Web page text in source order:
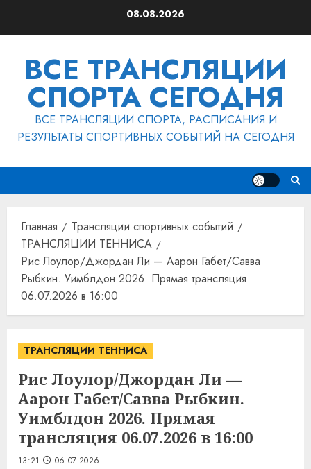
08.08.2026
ВСЕ ТРАНСЛЯЦИИ
СПОРТА СЕГОДНЯ
ВСЕ ТРАНСЛЯЦИИ СПОРТА, РАСПИСАНИЯ И
РЕЗУЛЬТАТЫ СПОРТИВНЫХ СОБЫТИЙ НА СЕГОДНЯ
Главная
Трансляции спортивных событий
ТРАНСЛЯЦИИ ТЕННИСА
Рис Лоулор/Джордан Ли — Аарон Габет/Савва
Рыбкин. Уимблдон 2026. Прямая трансляция
06.07.2026 в 16:00
ТРАНСЛЯЦИИ ТЕННИСА
Рис Лоулор/Джордан Ли —
Аарон Габет/Савва Рыбкин.
Уимблдон 2026. Прямая
трансляция 06.07.2026 в 16:00
13:21 06.07.2026